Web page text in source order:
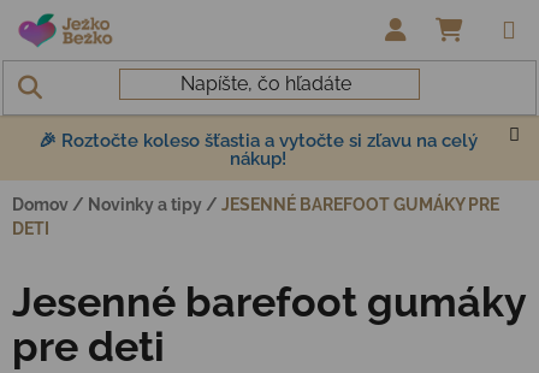
Prejsť na obsah
🎉 Roztočte koleso šťastia a vytočte si zľavu na celý
nákup!
Domov / Novinky a tipy / JESENNÉ BAREFOOT GUMÁKY PRE
DETI
Jesenné barefoot gumáky
pre deti